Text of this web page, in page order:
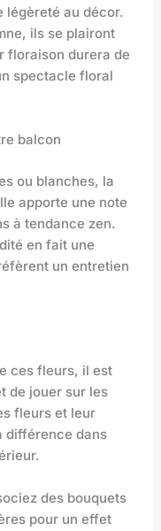
légèreté au décor.
ils se plairont
floraison durera de
spectacle floral
balcon
ou blanches, la
apporte une note
à tendance zen.
en fait une
un entretien
ces fleurs, il est
de jouer sur les
fleurs et leur
différence dans
des bouquets
pour un effet